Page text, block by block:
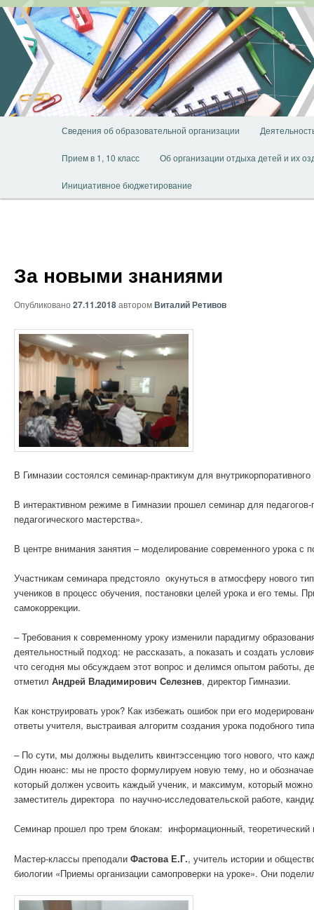
Перейти
основному
содержимому
Сведения об образовательной организации
Прием в 1, 10 класс Об организации отдыха детей и их
Инициативное бюджетирование
За новыми знаниями
Опубликовано 27.11.2018авторомВиталий Ретивов
В Гимназии состоялся семинар-практикум для
В интерактивном режиме в Гимназии прошел семинар для
педагогического мастерства».
В центре внимания занятия – моделирование современного урока с
Участникам семинара предстояло окунуться в атмосферу нового
учеников в процесс обучения, постановки целей урока и его темы.
самокоррекции.
– Требования к современному уроку изменили парадигму
деятельностный подход: не рассказать, а показать и создать
что сегодня мы обсуждаем этот вопрос и делимся опытом работы,
отметил Андрей Владимирович Селезнев, директор Гимназии.
Как конструировать урок? Как избежать ошибок при его
ответы учителя, выстраивая алгоритм создания урока подобного
– По сути, мы должны выделить квинтэссенцию того нового, что
Один нюанс: мы не просто формулируем новую тему, но и
который должен усвоить каждый ученик, и максимум, который
заместитель директора по научно-исследовательской работе,
Семинар прошел про трем блокам: информационный, теоретический
Мастер-классы преподали Фастова Е.Г., учитель истории и
биологии «Приемы организации самопроверки на уроке». Они